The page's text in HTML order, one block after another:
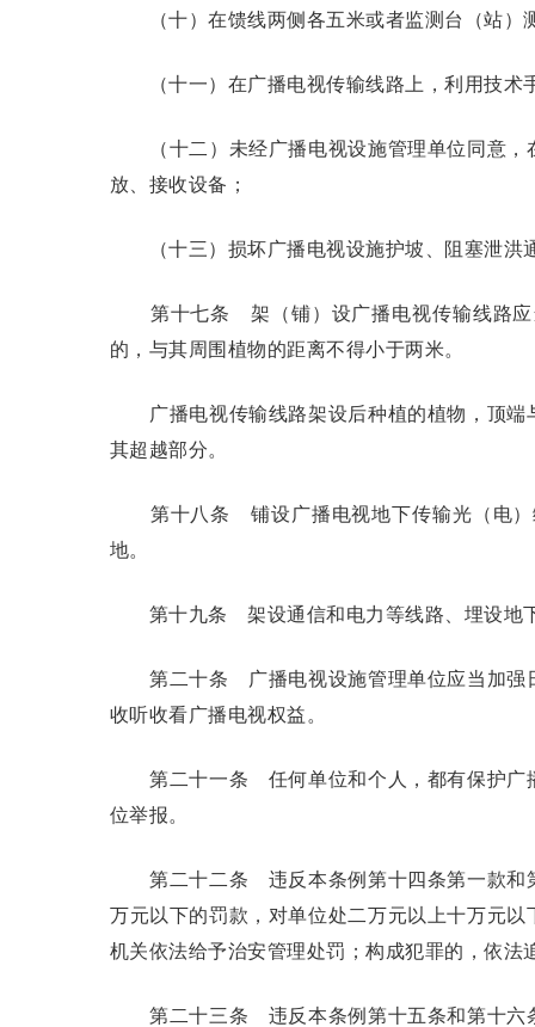
（十）在馈线两侧各五米或者监测台（站）
（十一）在广播电视传输线路上，利用技术
（十二）未经广播电视设施管理单位同意，
放、接收设备；
（十三）损坏广播电视设施护坡、阻塞泄洪
第十七条
架（铺）设广播电视传输线路
的，与其周围植物的距离不得小于两米。
广播电视传输线路架设后种植的植物，顶端
其超越部分。
第十八条
铺设广播电视地下传输光（电
地。
第十九条 架设通信和电力等线路、埋设地
第二十条 广播电视设施管理单位应当加强
收听收看广播电视权益。
第二十一条 任何单位和个人，都有保护广
位举报。
第二十二条 违反本条例第十四条第一款和
万元以下的罚款，对单位处二万元以上十万元
机关依法给予治安管理处罚；构成犯罪的，依法
第二十三条 违反本条例第十五条和第十六